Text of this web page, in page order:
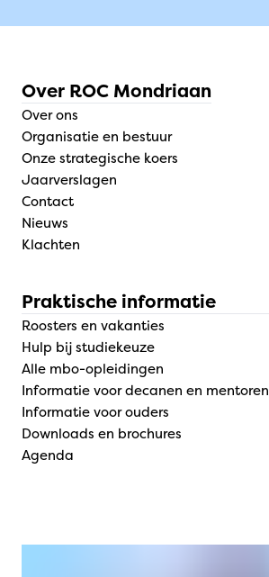
Over ROC Mondriaan
Over ons
Organisatie en bestuur
Onze strategische koers
Jaarverslagen
Contact
Nieuws
Klachten
Praktische informatie
Roosters en vakanties
Hulp bij studiekeuze
Alle mbo-opleidingen
Informatie voor decanen en mentoren
Informatie voor ouders
Downloads en brochures
Agenda